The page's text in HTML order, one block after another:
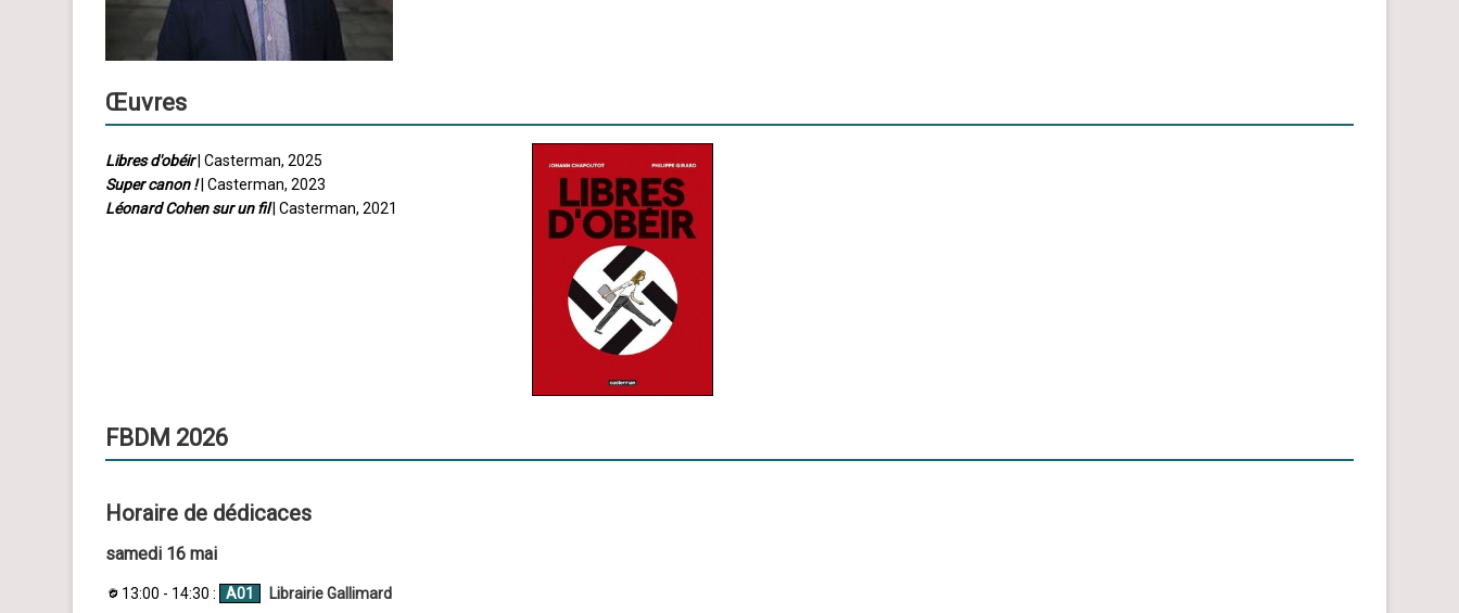
Œuvres
Libres d'obéir| Casterman, 2025
Super canon !| Casterman, 2023
Léonard Cohen sur un fil| Casterman, 2021
FBDM 2026
Horaire de dédicaces
samedi 16 mai
13:00 - 14:30 : A01 Librairie Gallimard